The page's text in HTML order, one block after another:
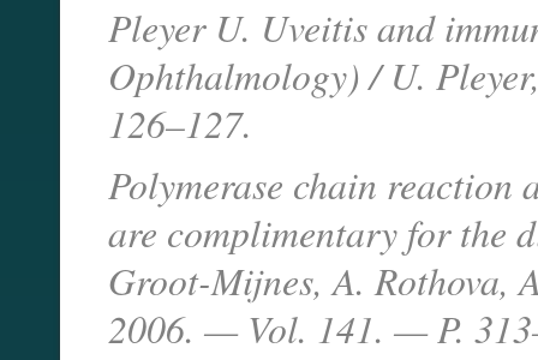
Pleyer U. Uveitis and
Ophthalmology) / U.
126–127.
Polymerase chain reaction
are complimentary for the
Groot-Mijnes, A. Rothova,
2006. — Vol. 141. — P.